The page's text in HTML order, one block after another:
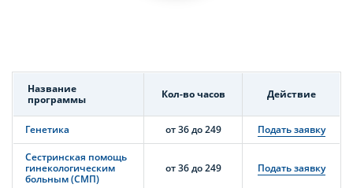
Название
программы
Кол-во часов Действие
Генетика от 36 до 249 Подать заявку
Сестринская помощь
гинекологическим
больным (СМП)
от 36 до 249 Подать заявку